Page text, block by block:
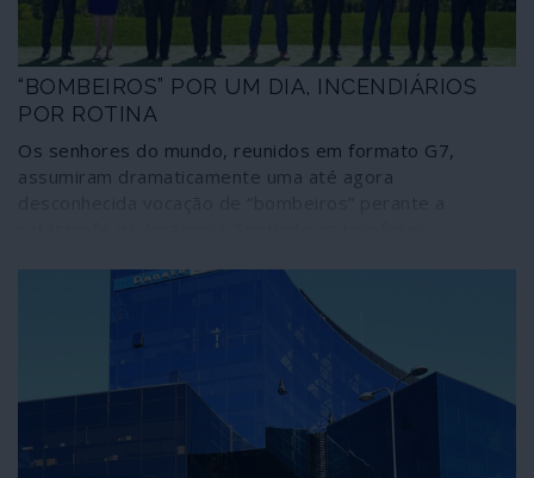
“BOMBEIROS” POR UM DIA, INCENDIÁRIOS
POR ROTINA
Os senhores do mundo, reunidos em formato G7,
assumiram dramaticamente uma até agora
senhores e senhoras mais conhecidos pelos métodos
de procurar a paz e a democracia através da guerra
prometeram disponibilizar mundos e fundos para travar
a catástrofe. Acabada a cimeira, voltaram ao mesmo de
sempre, isto é, a gerir o regime e a sociedade
globalista onde avultam – como donos dos interesses
que interessam – os verdadeiros incendiários da
Amazónia e de todo o planeta. E os incêndios continuam.